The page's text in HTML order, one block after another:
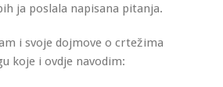
ja poslala napisana pitanja.
i svoje dojmove o crtežima
koje i ovdje navodim: